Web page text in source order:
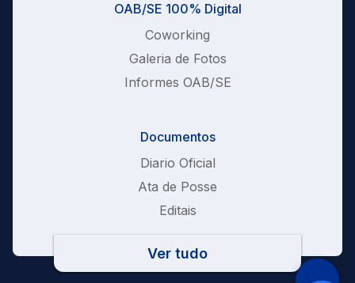
OAB/SE 100% Digital
Coworking
Galeria de Fotos
Informes OAB/SE
Documentos
Diario Oficial
Ata de Posse
Editais
Ver tudo